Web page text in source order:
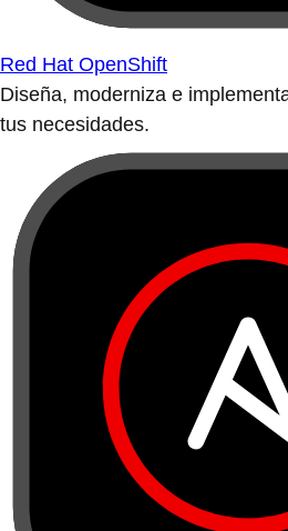
Red Hat OpenShift
Diseña, moderniza e
tus necesidades.